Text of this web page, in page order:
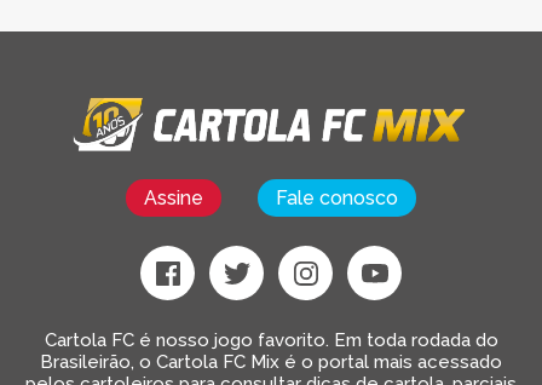
Assine Fale conosco
Cartola FC é nosso jogo favorito. Em toda rodada do
Brasileirão, o Cartola FC Mix é o portal mais acessado